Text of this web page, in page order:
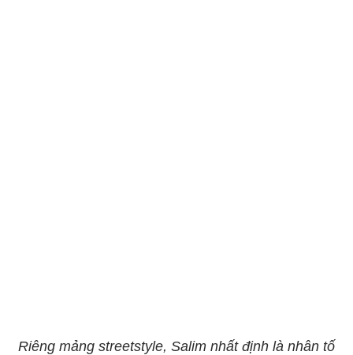
Riêng mảng streetstyle, Salim nhất định là nhân tố